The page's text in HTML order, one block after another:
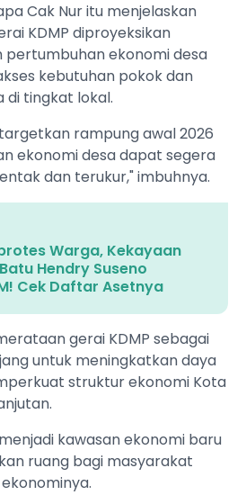
Cak Nur itu menjelaskan
KDMP diproyeksikan
pertumbuhan ekonomi desa
kebutuhan pokok dan
di tingkat lokal.
rampung awal 2026
ekonomi desa dapat segera
dan terukur," imbuhnya.
Warga, Kekayaan
Hendry Suseno
Cek Daftar Asetnya
gerai KDMP sebagai
untuk meningkatkan daya
struktur ekonomi Kota
kawasan ekonomi baru
ruang bagi masyarakat